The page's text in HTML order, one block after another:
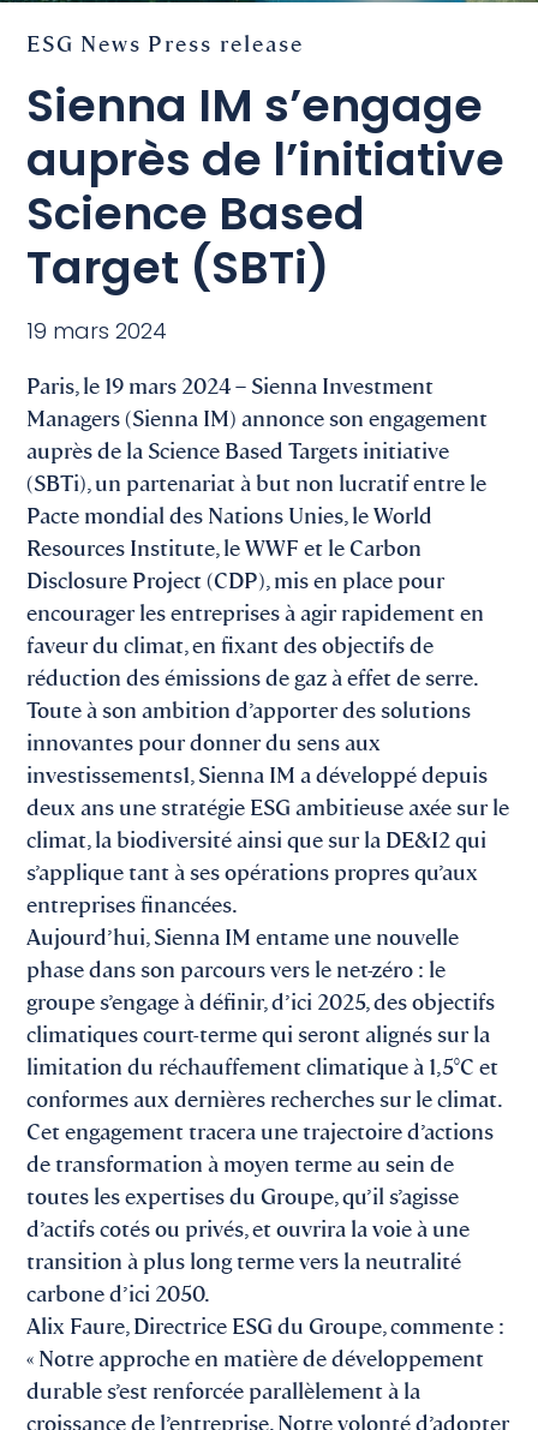
ESG News Press release
Sienna IM s’engage
auprès de l’initiative
Science Based
Target (SBTi)
19 mars 2024
Paris, le 19 mars 2024 – Sienna Investment
Managers (Sienna IM) annonce son engagement
auprès de la Science Based Targets initiative
(SBTi), un partenariat à but non lucratif entre le
Pacte mondial des Nations Unies, le World
Resources Institute, le WWF et le Carbon
Disclosure Project (CDP), mis en place pour
encourager les entreprises à agir rapidement en
faveur du climat, en fixant des objectifs de
réduction des émissions de gaz à effet de serre.
Toute à son ambition d’apporter des solutions
innovantes pour donner du sens aux
investissements1, Sienna IM a développé depuis
deux ans une stratégie ESG ambitieuse axée sur le
climat, la biodiversité ainsi que sur la DE&I2 qui
s’applique tant à ses opérations propres qu’aux
entreprises financées.
Aujourd’hui, Sienna IM entame une nouvelle
phase dans son parcours vers le net-zéro : le
groupe s’engage à définir, d’ici 2025, des objectifs
climatiques court-terme qui seront alignés sur la
limitation du réchauffement climatique à 1,5°C et
conformes aux dernières recherches sur le climat.
Cet engagement tracera une trajectoire d’actions
de transformation à moyen terme au sein de
toutes les expertises du Groupe, qu’il s’agisse
d’actifs cotés ou privés, et ouvrira la voie à une
transition à plus long terme vers la neutralité
carbone d’ici 2050.
Alix Faure, Directrice ESG du Groupe, commente :
« Notre approche en matière de développement
durable s’est renforcée parallèlement à la
croissance de l’entreprise. Notre volonté d’adopter